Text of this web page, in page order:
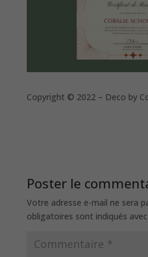
Copyright © 2022 – Deco by
Poster le
Votre adresse e-mail ne sera
obligatoires sont indiqués avec